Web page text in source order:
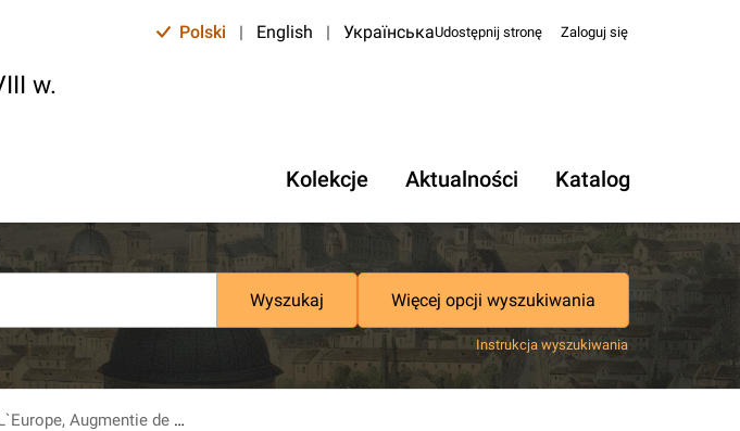
w.
Polski | English | УкраїнськаUdostępnij stronę Zaloguj się
Kolekcje Aktualności Katalog
Wyszukaj Więcej opcji wyszukiwania
Instrukcja wyszukiwania
Gazette Litteraire De L`Europe, Augmentie de plusiers Articles qui ne se trouvent pas dans l`Edition de Paris. 23. 1768, 1 (Janvier)